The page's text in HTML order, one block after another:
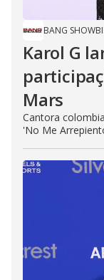
BANG
Karol G
Mars
Cantora
'No Me